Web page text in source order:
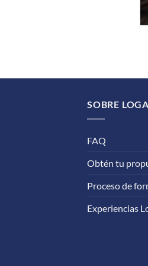
SOBRE
FAQ
Obtén tu
Proceso de
Experiencias